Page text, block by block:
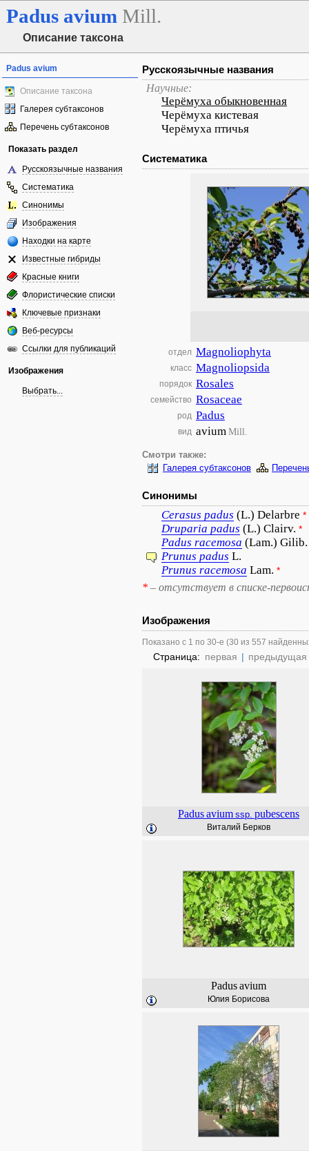
Padus avium Mill.
Описание таксона
Padus avium
Описание таксона
Галерея субтаксонов
Перечень субтаксонов
Показать раздел
Русскоязычные названия
Систематика
Синонимы
Изображения
Находки на карте
Известные гибриды
Красные книги
Флористические списки
Ключевые признаки
Веб-ресурсы
Ссылки для публикаций
Изображения
Выбрать...
Русскоязычные названия
Научные:
Черёмуха обыкновенная
Черёмуха кистевая
Черёмуха птичья
Систематика
отдел Magnoliophyta
класс Magnoliopsida
порядок Rosales
семейство Rosaceae
род Padus
вид aviumMill.
Смотри также:
Галерея субтаксонов
Синонимы
Cerasus padus (L.) Delarbre *
Druparia padus (L.) Clairv. *
Padus racemosa (Lam.) Gilib.
Prunus padus L.
Prunus racemosa Lam. *
* – отсутствует в списке-
Изображения
Показано с 1 по 30-е (30 из 557
Страница: первая | предыдущая
Padusavium ssp. pubescens
Виталий Берков
Padusavium
Юлия Борисова